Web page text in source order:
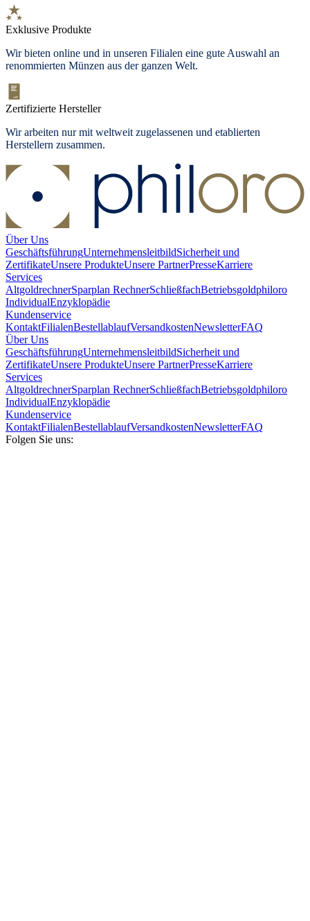
Exklusive Produkte
Wir bieten online und in unseren Filialen eine gute Auswahl an
renommierten Münzen aus der ganzen Welt.
Zertifizierte Hersteller
Wir arbeiten nur mit weltweit zugelassenen und etablierten
Herstellern zusammen.
Über Uns
GeschäftsführungUnternehmensleitbildSicherheit und
ZertifikateUnsere ProdukteUnsere PartnerPresseKarriere
Services
AltgoldrechnerSparplan RechnerSchließfachBetriebsgoldphiloro
IndividualEnzyklopädie
Kundenservice
KontaktFilialenBestellablaufVersandkostenNewsletterFAQ
Über Uns
GeschäftsführungUnternehmensleitbildSicherheit und
ZertifikateUnsere ProdukteUnsere PartnerPresseKarriere
Services
AltgoldrechnerSparplan RechnerSchließfachBetriebsgoldphiloro
IndividualEnzyklopädie
Kundenservice
KontaktFilialenBestellablaufVersandkostenNewsletterFAQ
Folgen Sie uns: